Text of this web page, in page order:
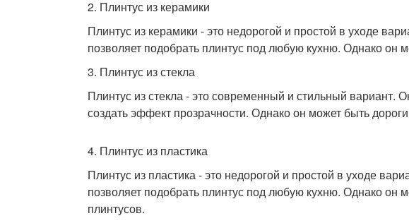
2. Плинтус из керамики
Плинтус из керамики - это недорогой и простой в уходе
позволяет подобрать плинтус под любую кухню. Однако он
3. Плинтус из стекла
Плинтус из стекла - это современный и стильный вариант.
создать эффект прозрачности. Однако он может быть
4. Плинтус из пластика
Плинтус из пластика - это недорогой и простой в уходе
позволяет подобрать плинтус под любую кухню. Однако
плинтусов.